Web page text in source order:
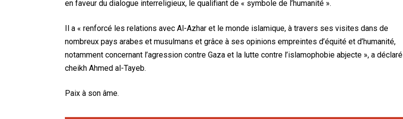
en faveur du dialogue interreligieux, le qualifiant de « symbole de l’humanité ».
Il a « renforcé les relations avec Al-Azhar et le monde islamique, à travers ses visites dans de
nombreux pays arabes et musulmans et grâce à ses opinions empreintes d’équité et d’humanité,
notamment concernant l’agression contre Gaza et la lutte contre l’islamophobie abjecte », a déclaré
cheikh Ahmed al-Tayeb.
Paix à son âme.